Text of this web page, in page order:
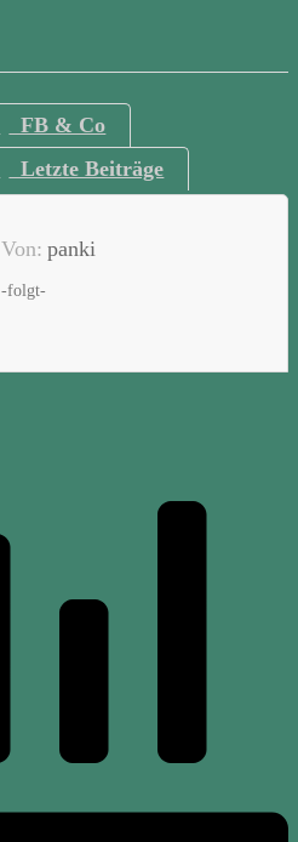
FB & Co
Letzte Beiträge
Von: panki
-folgt-